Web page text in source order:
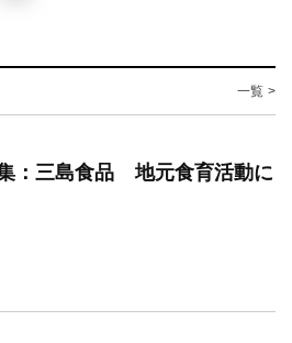
一覧 >
：三島食品 地元食育活動に